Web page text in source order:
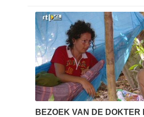
BEZOEK VAN DE DOKTER